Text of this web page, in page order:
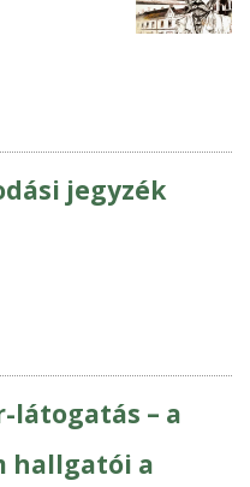
jegyzék
látogatás – a
hallgatói a